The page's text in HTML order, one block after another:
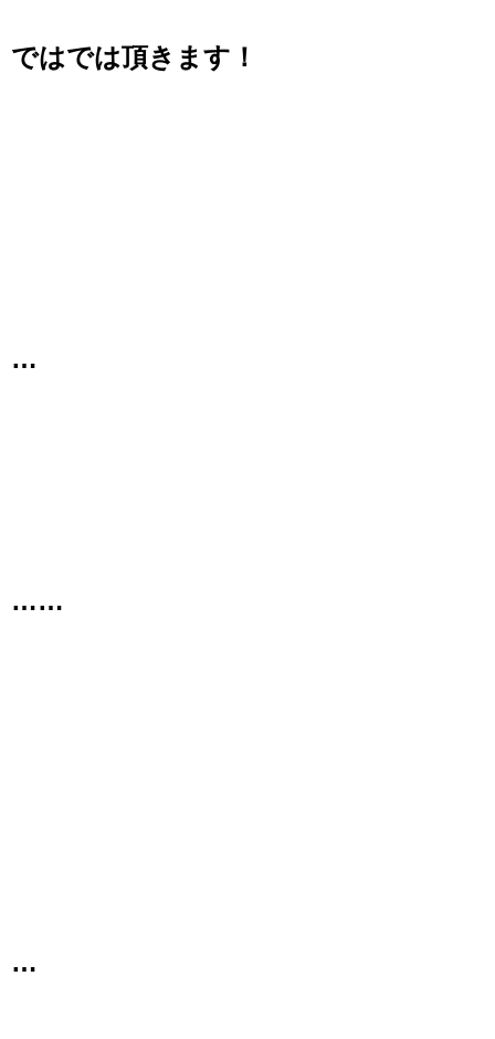
ではでは頂きます！
…
……
…